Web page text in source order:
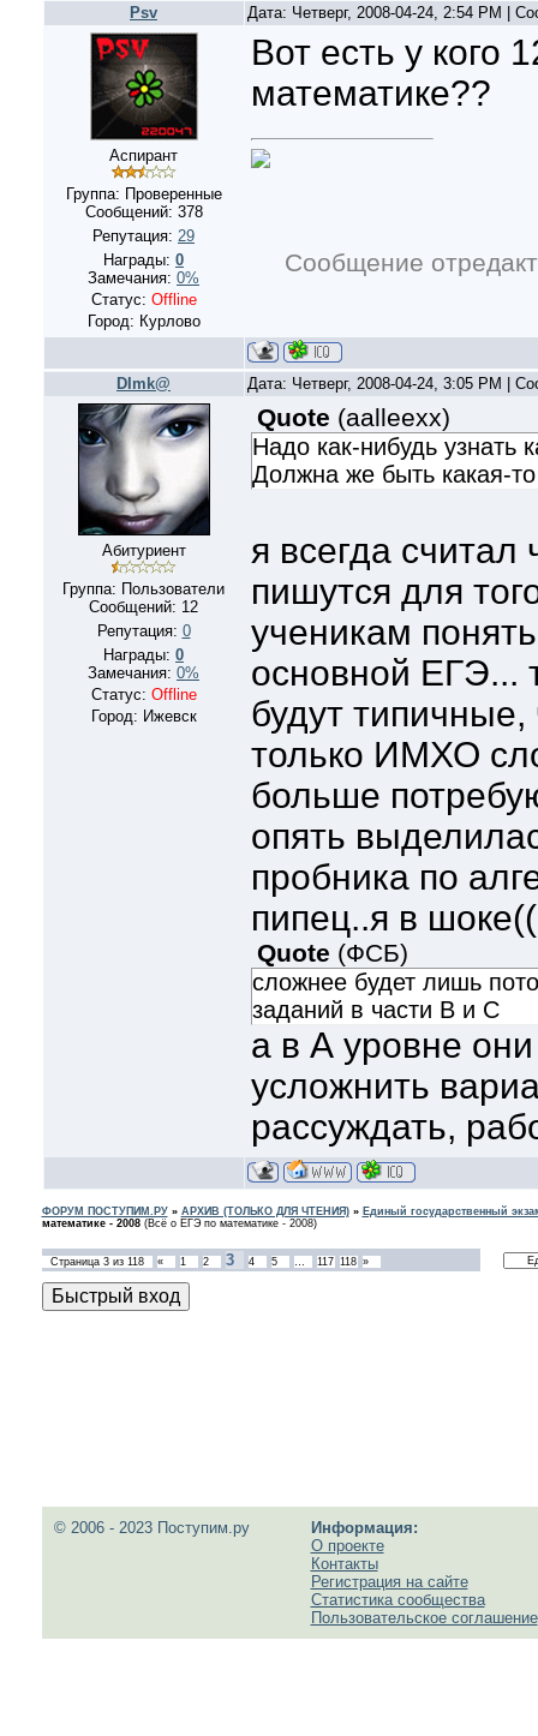
Psv Дата: Четверг, 2008-04-24, 2:54 PM |
Аспирант
Группа: Проверенные
Сообщений: 378
Репутация: 29
Награды: 0
Замечания: 0%
Статус: Offline
Город: Курлово
Вот есть у кого
математике??
Сообщение
DImk@ Дата: Четверг, 2008-04-24, 3:05 PM |
Абитуриент
Группа: Пользователи
Сообщений: 12
Репутация: 0
Награды: 0
Замечания: 0%
Статус: Offline
Город: Ижевск
Quote (aalleexx)
Надо как-нибудь узнать
Должна же быть какая-
я всегда считал
пишутся для
ученикам
основной ЕГЭ...
будут
только ИМХО
больше
опять
пробника по
пипец..я в
Quote (ФСБ)
сложнее будет лишь
заданий в части В и С
а в А уровне
усложнить
рассуждать,
ФОРУМ ПОСТУПИМ.РУ» АРХИВ (ТОЛЬКО ДЛЯ ЧТЕНИЯ)» Единый государственный
математике - 2008 (Всё о ЕГЭ по математике - 2008)
Страница 3из 118 « 1 2 3 4 5 … 117 118 »
© 2006 - 2023 Поступим.ру
Информация:
О проекте
Контакты
Регистрация на сайте
Статистика сообщества
Пользовательское соглашение